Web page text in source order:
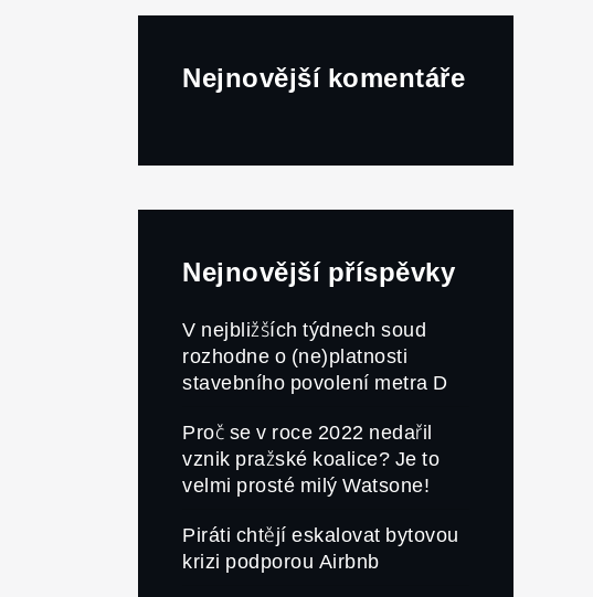
Nejnovější komentáře
Nejnovější příspěvky
V nejbližších týdnech soud
rozhodne o (ne)platnosti
stavebního povolení metra D
Proč se v roce 2022 nedařil
vznik pražské koalice? Je to
velmi prosté milý Watsone!
Piráti chtějí eskalovat bytovou
krizi podporou Airbnb